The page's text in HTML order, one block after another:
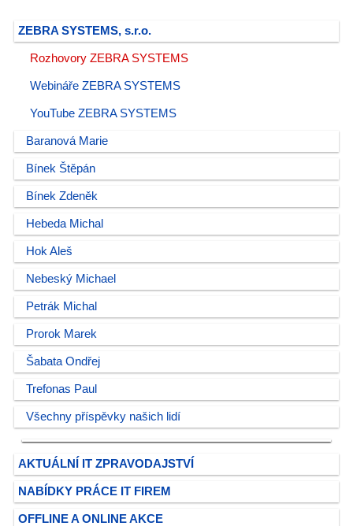
ZEBRA SYSTEMS, s.r.o.
Rozhovory ZEBRA SYSTEMS
Webináře ZEBRA SYSTEMS
YouTube ZEBRA SYSTEMS
Baranová Marie
Bínek Štěpán
Bínek Zdeněk
Hebeda Michal
Hok Aleš
Nebeský Michael
Petrák Michal
Prorok Marek
Šabata Ondřej
Trefonas Paul
Všechny příspěvky našich lidí
AKTUÁLNÍ IT ZPRAVODAJSTVÍ
NABÍDKY PRÁCE IT FIREM
OFFLINE A ONLINE AKCE